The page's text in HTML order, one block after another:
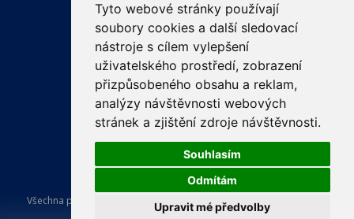
Tyto webové stránky používají
soubory cookies a další sledovací
nástroje s cílem vylepšení
uživatelského prostředí, zobrazení
přizpůsobeného obsahu a reklam,
analýzy návštěvnosti webových
stránek a zjištění zdroje návštěvnosti.
Souhlasím
Odmítám
Upravit mé předvolby
ODKAZY
PRO LÉKAŘE
PRO VEŘEJNOST
VZDĚLÁVÁNÍ
Všechna práva vyhrazena Česká lékařská komora. Tvorba a provoz
ISSA CZECH s.r.o..